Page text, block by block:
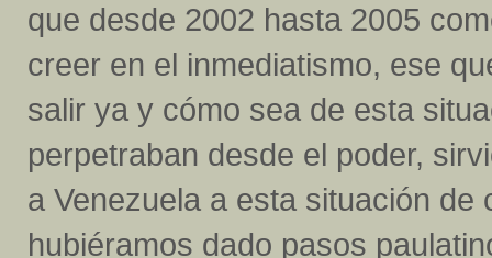
que desde 2002 hasta 2005
creer en el inmediatismo, ese
salir ya y cómo sea de esta
perpetraban desde el poder,
a Venezuela a esta situación
hubiéramos dado pasos